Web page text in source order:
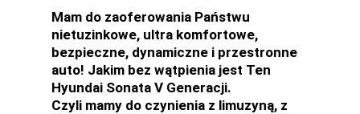
Mam do zaoferowania Państwu
nietuzinkowe, ultra komfortowe,
bezpieczne, dynamiczne i przestronne
auto! Jakim bez wątpienia jest Ten
Hyundai Sonata V Generacji.
Czyli mamy do czynienia z limuzyną, z